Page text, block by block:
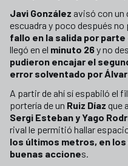
Javi González avisó con un
escuadra y poco después no
fallo en la salida por
llegó en el minuto 26y no
pudieron encajar el
error solventado por
A partir de ahí sí espabiló el
portería de un Ruiz Díaz que
Sergi Esteban y Yago
rival le permitió hallar
los últimos metros, en
buenas acciones.